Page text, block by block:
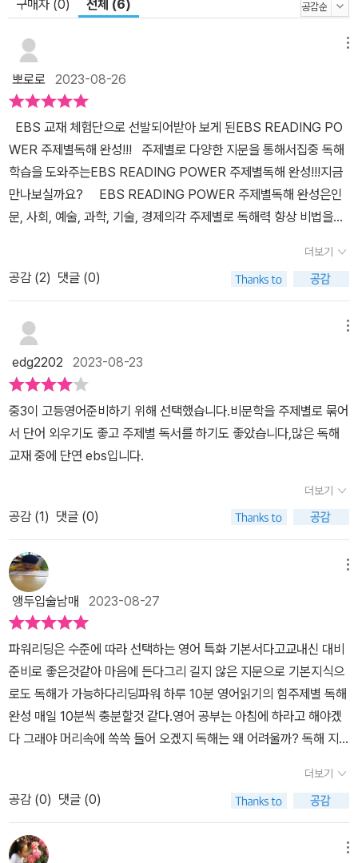
구매자 (0) 전체 (6)
뽀로로 2023-08-26
EBS 교재 체험단으로 선발되어받아 보게 된EBS READING PO
WER 주제별독해 완성!!! 주제별로 다양한 지문을 통해서집중 독해
학습을 도와주는EBS READING POWER 주제별독해 완성!!!지금
만나보실까요? EBS READING POWER 주제별독해 완성은인
문, 사회, 예술, 과학, 기술, 경제의각 주제별로 독해력 향상 비법을알
게 입문하고싶은 학생에게 정말 좋은교재지요. 특히 READING P
OWER 주제별 독해완성은EBS 스마트 북으로모르는 문제는 찍어서
해설 강의 수강이가능한 영리한 책이랍니다. READING POWE
R 주제별 독해완성은최근 수능 경향을 반영한 빈출 지문으로구성되
련 지문부터 샘플로제시가 되어 있어요. 수능형과 내신형 문제가함
께 있어서 도움이많이 됩니다. 또 지문속 단어를 잘 정리해서암기
도 효율적으로 할 수 있도록 도와주고 있어요. 수능 출제 지문의 패턴
을 알수 있도록step 별로 문장별로 세세하게 정리해놓았어요. 처음
수능 출제 지문을 접하는 친구들도이해하기 쉽도록 설명이 잘 되어
있었어요~ 또 문장속 구문과 해석을 통해서수능 영어의 기본부터
튼튼하게 다져갈 수 있답니다. 각 장에서 주제별로 필수 어휘와 수
능하지요. 문장안에서 어떻게 어휘가 쓰이는지문제를 풀어보면서
알 수 있어 좋았어요. 마지막으로 챕터별로 단어를 총 리뷰하고마
무리한답니다. 영어에서 중요한 어휘를 꼼꼼하게 챙길 수 있어정말
좋았어요. 정답해설에서는영어 지문을 빠르게 읽어내려 가도록도
와주는 직독직해 분석과 구문 풀이가 있었답니다. 스스로 자기주도
학습을 하는 데에도어려움이 없는EBS READING POWER 주제별
독해 완성!!! 주제별 영어 지문 독해를 하면서주제 빈출 어휘와 배경
지식 학습까지 가능한남다른 독해 학습서~~READING POWER
주제별 독해완성!! 수능도 내신도 잡는집중 독해 학습서~EBS REA
S READING POWER 주제별독해 완성으로지금 바로 시작하세요
~
더보기
공감 (2) 댓글 (0)
edg2202 2023-08-23
중3이 고등영어준비하기 위해 선택했습니다.비문학을 주제별로 묶어
서 단어 외우기도 좋고 주제별 독서를 하기도 좋았습니다,많은 독해
교재 중에 단연 ebs입니다.
더보기
공감 (1) 댓글 (0)
앵두입술남매 2023-08-27
​파워리딩은 수준에 따라 선택하는 영어 특화 기본서다고교내신 대비
준비로 좋은것같아 마음에 든다그리 길지 않은 지문으로 기본지식으
로도 독해가 가능하다리딩파워 하루 10분 영어읽기의 힘주제별 독해
완성 매일 10분씩 충분할것 같다.영어 공부는 아침에 하라고 해야겠
다 그래야 머리속에 쏙쏙 들어 오겠지 독해는 왜 어려울까? 독해 지
한 형식으로 쓰여 있는 경우 독해 속도와 정확도가 높았던 경험이 있
을 것이다. 반대로 모든 문장의 어휘와 어법이 어럽지 않은데도 내용
이나 형식이 친숙하지 않다면 글의 이해가 어려운 경우도 있다. 다시
말해 평소에 접해 본 주제에 관한 내용이라면 그 만큼 정확하고 빠른
더보기
공감 (0) 댓글 (0)